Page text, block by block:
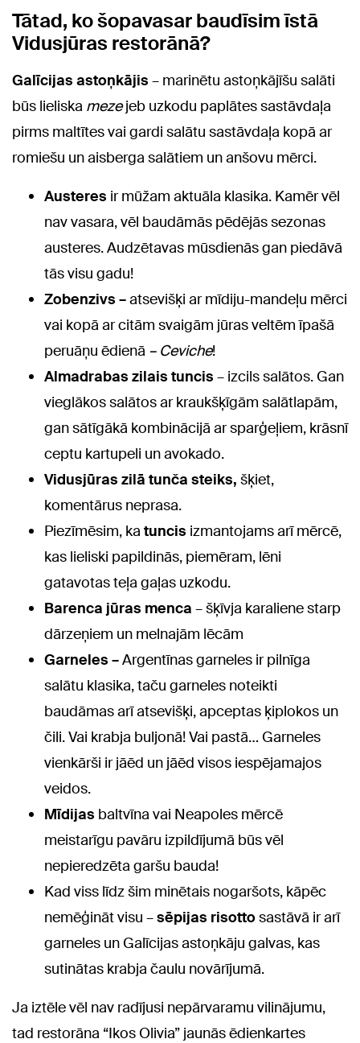
Tātad, ko šopavasar baudīsim īstā
Vidusjūras restorānā?
Galīcijas astoņkājis – marinētu astoņkājīšu salāti
būs lieliska mezejeb uzkodu paplātes sastāvdaļa
pirms maltītes vai gardi salātu sastāvdaļa kopā ar
romiešu un aisberga salātiem un anšovu mērci.
Austeres ir mūžam aktuāla klasika. Kamēr vēl
nav vasara, vēl baudāmās pēdējās sezonas
austeres. Audzētavas mūsdienās gan piedāvā
tās visu gadu!
Zobenzivs –atsevišķi ar mīdiju-mandeļu mērci
vai kopā ar citām svaigām jūras veltēm īpašā
peruāņu ēdienā – Ceviche!
Almadrabas zilais tuncis – izcils salātos. Gan
vieglākos salātos ar kraukšķīgām salātlapām,
gan sātīgākā kombinācijā ar sparģeļiem, krāsnī
ceptu kartupeli un avokado.
Vidusjūras zilā tunča steiks, šķiet,
komentārus neprasa.
Piezīmēsim, ka tuncis izmantojams arī mērcē,
kas lieliski papildinās, piemēram, lēni
gatavotas teļa gaļas uzkodu.
Barenca jūras menca – šķīvja karaliene starp
dārzeņiem un melnajām lēcām
Garneles –Argentīnas garneles ir pilnīga
salātu klasika, taču garneles noteikti
baudāmas arī atsevišķi, apceptas ķiplokos un
čili. Vai krabja buljonā! Vai pastā… Garneles
vienkārši ir jāēd un jāēd visos iespējamajos
veidos.
Mīdijas baltvīna vai Neapoles mērcē
meistarīgu pavāru izpildījumā būs vēl
nepieredzēta garšu bauda!
Kad viss līdz šim minētais nogaršots, kāpēc
nemēģināt visu –sēpijas risottosastāvā ir arī
garneles un Galīcijas astoņkāju galvas, kas
sutinātas krabja čaulu novārījumā.
Ja iztēle vēl nav radījusi nepārvaramu vilinājumu,
tad restorāna “Ikos Olivia” jaunās ēdienkartes